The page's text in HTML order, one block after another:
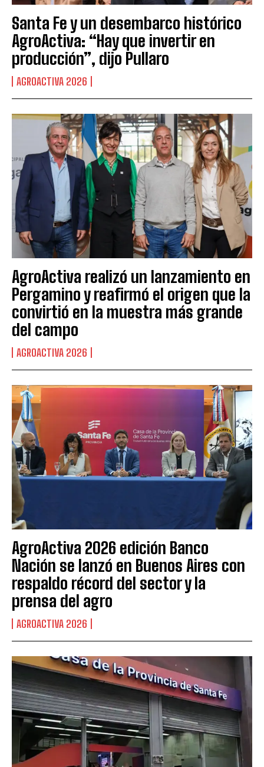
Santa Fe y un desembarco histórico
AgroActiva: “Hay que invertir en
producción”, dijo Pullaro
AGROACTIVA 2026
AgroActiva realizó un lanzamiento en
Pergamino y reafirmó el origen que la
convirtió en la muestra más grande
del campo
AGROACTIVA 2026
AgroActiva 2026 edición Banco
Nación se lanzó en Buenos Aires con
respaldo récord del sector y la
prensa del agro
AGROACTIVA 2026